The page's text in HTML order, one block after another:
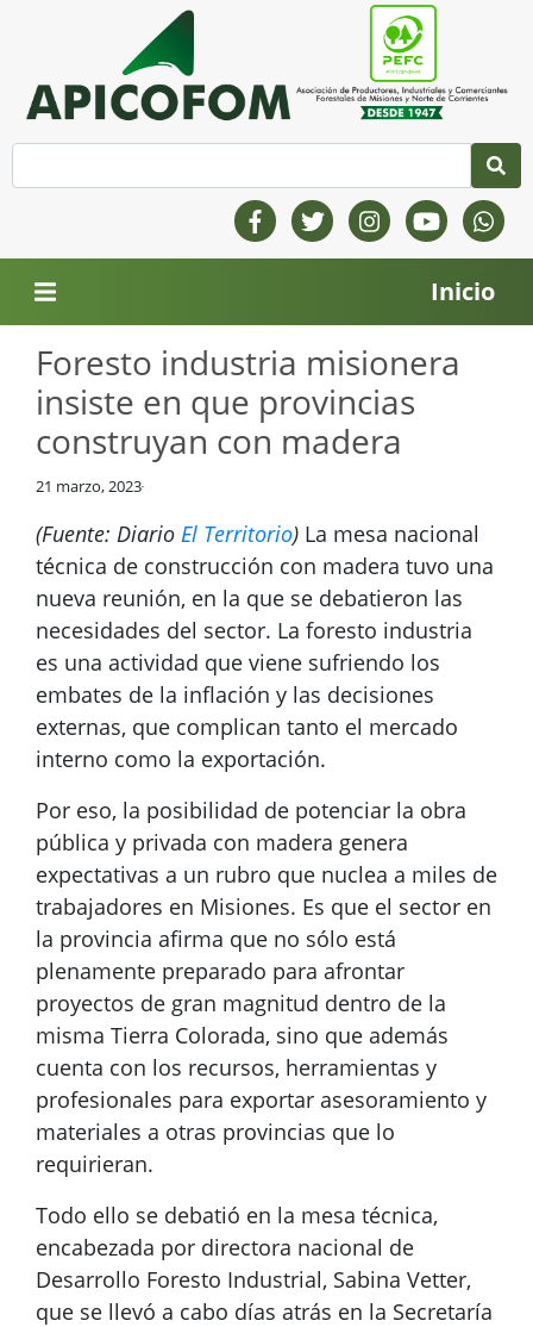
Inicio
Foresto industria misionera
insiste en que provincias
construyan con madera
21 marzo, 2023
(Fuente: Diario El Territorio) La mesa nacional
técnica de construcción con madera tuvo una
nueva reunión, en la que se debatieron las
necesidades del sector. La foresto industria
es una actividad que viene sufriendo los
embates de la inflación y las decisiones
externas, que complican tanto el mercado
interno como la exportación.
Por eso, la posibilidad de potenciar la obra
pública y privada con madera genera
expectativas a un rubro que nuclea a miles de
trabajadores en Misiones. Es que el sector en
la provincia afirma que no sólo está
plenamente preparado para afrontar
proyectos de gran magnitud dentro de la
misma Tierra Colorada, sino que además
cuenta con los recursos, herramientas y
profesionales para exportar asesoramiento y
materiales a otras provincias que lo
requirieran.
Todo ello se debatió en la mesa técnica,
encabezada por directora nacional de
Desarrollo Foresto Industrial, Sabina Vetter,
que se llevó a cabo días atrás en la Secretaría